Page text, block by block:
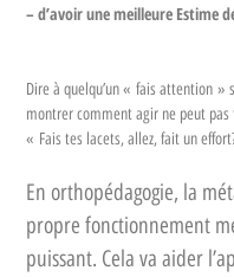
– d’avoir une meilleure Estime
Dire à quelqu’un « fais attention
montrer comment agir ne peut
« Fais tes lacets, allez, fait un
En orthopédagogie, la
propre fonctionnement
puissant. Cela va aider